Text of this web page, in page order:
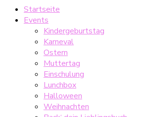
Startseite
Events
Kindergeburtstag
Karneval
Ostern
Muttertag
Einschulung
Lunchbox
Halloween
Weihnachten